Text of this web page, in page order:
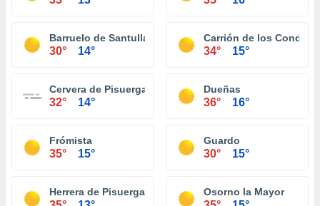
Barruelo de Santullán
30° 14°
Carrión de los Condes
34° 15°
Cervera de Pisuerga
32° 14°
Dueñas
36° 16°
Frómista
35° 15°
Guardo
30° 15°
Herrera de Pisuerga Osorno la Mayor